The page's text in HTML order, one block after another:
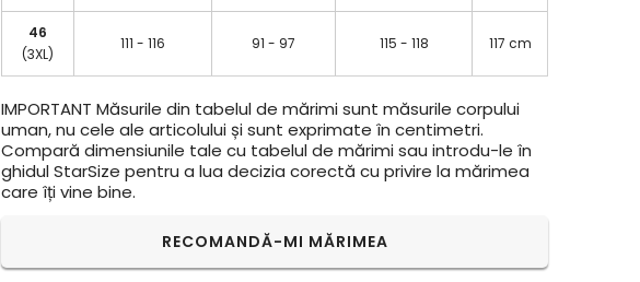
46
(3XL)
111 - 116 91 - 97 115 - 118 117 cm
IMPORTANT Măsurile din tabelul de mărimi sunt măsurile corpului
uman, nu cele ale articolului și sunt exprimate în centimetri.
Compară dimensiunile tale cu tabelul de mărimi sau introdu-le în
ghidul StarSize pentru a lua decizia corectă cu privire la mărimea
care îți vine bine.
RECOMANDĂ-MI MĂRIMEA